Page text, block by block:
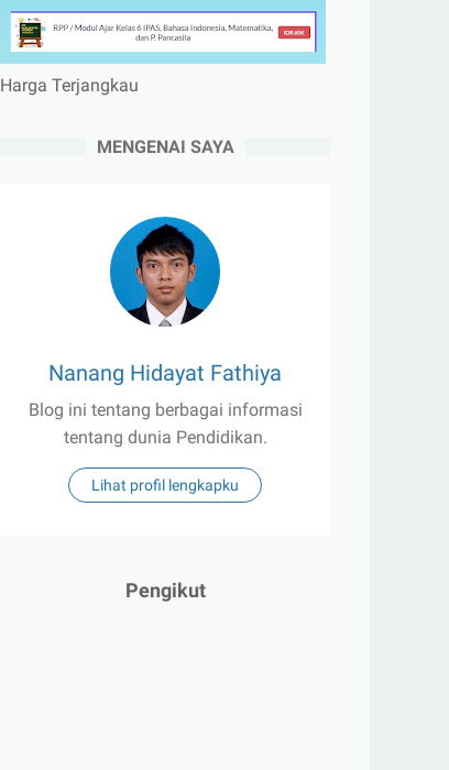
Harga Terjangkau
MENGENAI SAYA
Nanang Hidayat Fathiya
Blog ini tentang berbagai informasi
tentang dunia Pendidikan.
Lihat profil lengkapku
Pengikut